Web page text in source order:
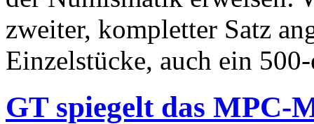
zweiter, kompletter Satz
Einzelstücke, auch ein
GT spiegelt das MPC-